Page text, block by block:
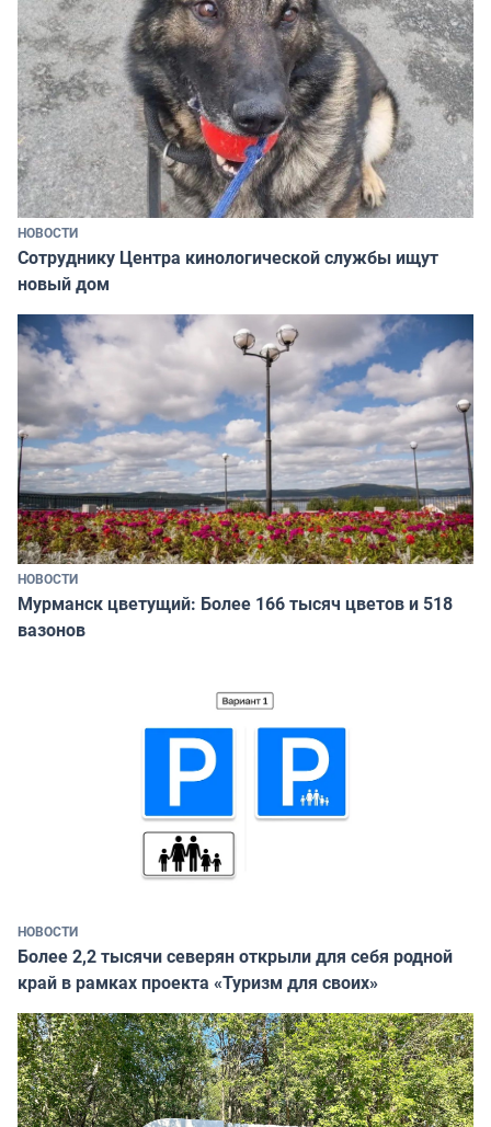
НОВОСТИ
Сотруднику Центра кинологической службы ищут
новый дом
НОВОСТИ
Мурманск цветущий: Более 166 тысяч цветов и 518
вазонов
НОВОСТИ
Более 2,2 тысячи северян открыли для себя родной
край в рамках проекта «Туризм для своих»